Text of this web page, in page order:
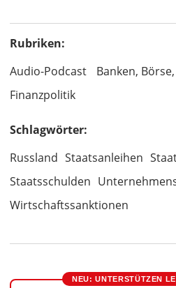
Rubriken:
Audio-Podcast
Banken,
Finanzpolitik
Schlagwörter:
Russland Staatsanleihen
Staatsschulden
Wirtschaftssanktionen
NEU: UNTERSTÜTZEN